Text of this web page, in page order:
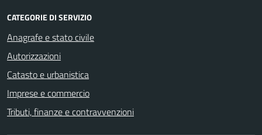
CATEGORIE DI SERVIZIO
Anagrafe e stato civile
Autorizzazioni
Catasto e urbanistica
Imprese e commercio
Tributi, finanze e contravvenzioni